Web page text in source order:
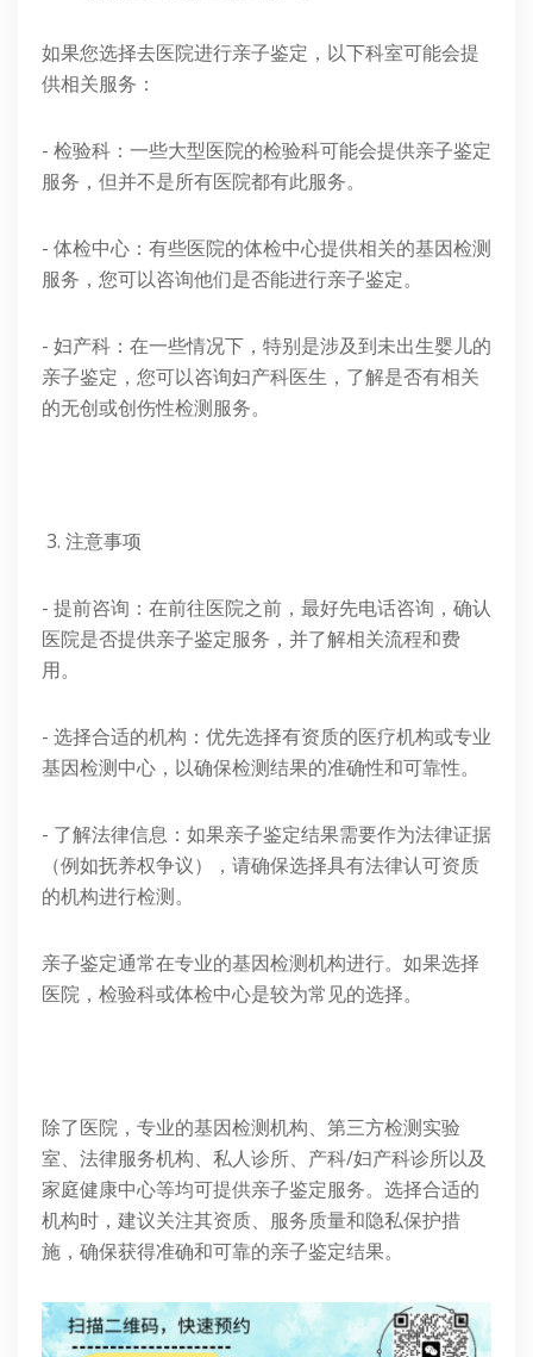
如果您选择去医院进行亲子鉴定，以下科室可能会提
供相关服务：
- 检验科：一些大型医院的检验科可能会提供亲子鉴定
服务，但并不是所有医院都有此服务。
- 体检中心：有些医院的体检中心提供相关的基因检测
服务，您可以咨询他们是否能进行亲子鉴定。
- 妇产科：在一些情况下，特别是涉及到未出生婴儿的
亲子鉴定，您可以咨询妇产科医生，了解是否有相关
的无创或创伤性检测服务。
3. 注意事项
- 提前咨询：在前往医院之前，最好先电话咨询，确认
医院是否提供亲子鉴定服务，并了解相关流程和费
用。
- 选择合适的机构：优先选择有资质的医疗机构或专业
基因检测中心，以确保检测结果的准确性和可靠性。
- 了解法律信息：如果亲子鉴定结果需要作为法律证据
（例如抚养权争议），请确保选择具有法律认可资质
的机构进行检测。
亲子鉴定通常在专业的基因检测机构进行。如果选择
医院，检验科或体检中心是较为常见的选择。
除了医院，专业的基因检测机构、第三方检测实验
室、法律服务机构、私人诊所、产科/妇产科诊所以及
家庭健康中心等均可提供亲子鉴定服务。选择合适的
机构时，建议关注其资质、服务质量和隐私保护措
施，确保获得准确和可靠的亲子鉴定结果。